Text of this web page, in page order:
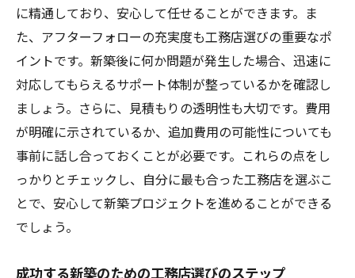
に精通しており、安心して任せることができます。ま
た、アフターフォローの充実度も工務店選びの重要なポ
イントです。新築後に何か問題が発生した場合、迅速に
対応してもらえるサポート体制が整っているかを確認し
ましょう。さらに、見積もりの透明性も大切です。費用
が明確に示されているか、追加費用の可能性についても
事前に話し合っておくことが必要です。これらの点をし
っかりとチェックし、自分に最も合った工務店を選ぶこ
とで、安心して新築プロジェクトを進めることができる
でしょう。
成功する新築のための工務店選びのステップ